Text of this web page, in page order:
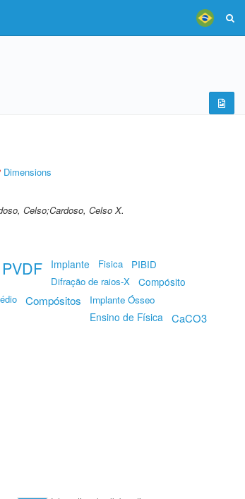
Dimensions
Celso;Cardoso, Celso X.
PVDF Implante Fisica
PIBID
Difração de raios-X
Compósito
Compósitos Implante Ósseo
Ensino de Física CaCO3